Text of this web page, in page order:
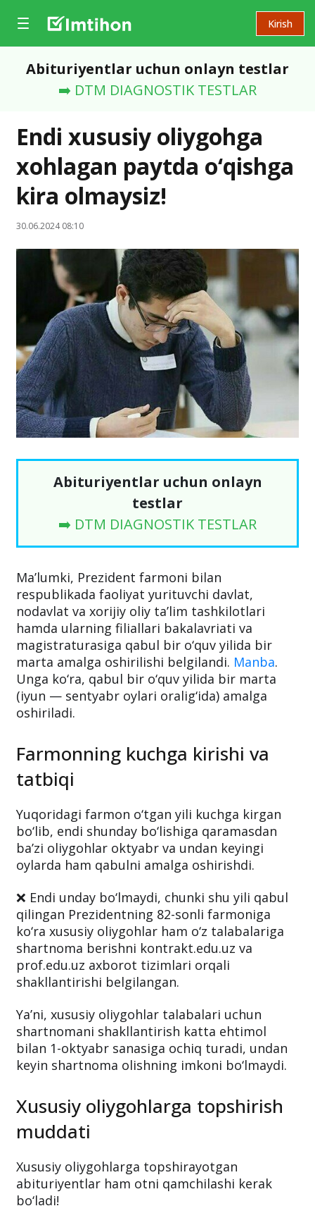
Kirish
Abituriyentlar uchun onlayn testlar
➡️ DTM DIAGNOSTIK TESTLAR
Endi xususiy oliygohga
xohlagan paytda o‘qishga
kira olmaysiz!
30.06.2024 08:10
Abituriyentlar uchun onlayn
testlar
➡️ DTM DIAGNOSTIK TESTLAR
Ma’lumki, Prezident farmoni bilan
respublikada faoliyat yurituvchi davlat,
nodavlat va xorijiy oliy ta’lim tashkilotlari
hamda ularning filiallari bakalavriati va
magistraturasiga qabul bir o‘quv yilida bir
marta amalga oshirilishi belgilandi. Manba.
Unga ko‘ra, qabul bir o‘quv yilida bir marta
(iyun — sentyabr oylari oralig‘ida) amalga
oshiriladi.
Farmonning kuchga kirishi va
tatbiqi
Yuqoridagi farmon o‘tgan yili kuchga kirgan
bo‘lib, endi shunday bo‘lishiga qaramasdan
ba’zi oliygohlar oktyabr va undan keyingi
oylarda ham qabulni amalga oshirishdi.
❌ Endi unday bo‘lmaydi, chunki shu yili qabul
qilingan Prezidentning 82-sonli farmoniga
ko‘ra xususiy oliygohlar ham o‘z talabalariga
shartnoma berishni kontrakt.edu.uz va
prof.edu.uz axborot tizimlari orqali
shakllantirishi belgilangan.
Ya’ni, xususiy oliygohlar talabalari uchun
shartnomani shakllantirish katta ehtimol
bilan 1-oktyabr sanasiga ochiq turadi, undan
keyin shartnoma olishning imkoni bo‘lmaydi.
Xususiy oliygohlarga topshirish
muddati
Xususiy oliygohlarga topshirayotgan
abituriyentlar ham otni qamchilashi kerak
bo‘ladi!